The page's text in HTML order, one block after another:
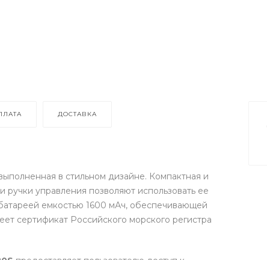
ДОСТАВКА
в стильном дизайне. Компактная и
управления позволяют использовать ее
емкостью 1600 мАч, обеспечивающей
сертификат Российского морского регистра